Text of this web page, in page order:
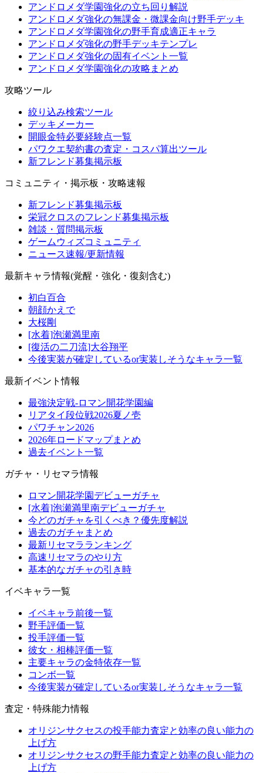
アンドロメダ学園強化の立ち回り解説
アンドロメダ強化の無課金・微課金向け野手デッキ
アンドロメダ学園強化の野手育成適正キャラ
アンドロメダ強化の野手デッキテンプレ
アンドロメダ強化の固有イベント一覧
アンドロメダ学園強化の攻略まとめ
攻略ツール
絞り込み検索ツール
デッキメーカー
開眼金特必要経験点一覧
パワクエ契約書の査定・コスパ算出ツール
新フレンド募集掲示板
コミュニティ・掲示板・攻略速報
新フレンド募集掲示板
栄冠クロスのフレンド募集掲示板
雑談・質問掲示板
ゲームウィズコミュニティ
ニュース速報/更新情報
最新キャラ情報(覚醒・強化・復刻含む)
初白百合
朝顔かえで
大桜剛
[水着]泡瀬満里南
[復活の二刀流]大谷翔平
今後実装が確定しているor実装しそうなキャラ一覧
最新イベント情報
最強決定戦-ロマン開花学園編
リアタイ段位戦2026夏ノ壱
パワチャン2026
2026年ロードマップまとめ
過去イベント一覧
ガチャ・リセマラ情報
ロマン開花学園デビューガチャ
[水着]泡瀬満里南デビューガチャ
今どのガチャを引くべき？優先度解説
過去のガチャまとめ
最新リセマラランキング
高速リセマラのやり方
基本的なガチャの引き時
イベキャラ一覧
イベキャラ前後一覧
野手評価一覧
投手評価一覧
彼女・相棒評価一覧
主要キャラの金特依存一覧
コンボ一覧
今後実装が確定しているor実装しそうなキャラ一覧
査定・特殊能力情報
オリジンサクセスの投手能力査定と効率の良い能力の
上げ方
オリジンサクセスの野手能力査定と効率の良い能力の
上げ方